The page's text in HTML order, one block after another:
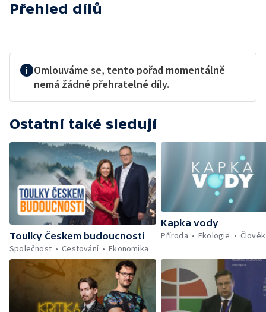
Přehled dílů
Omlouváme se, tento pořad momentálně
nemá žádné přehratelné díly.
Ostatní také sledují
Toulky Českem budoucnosti
Společnost
Cestování Ekonomika
Kapka vody
Příroda
Ekologie Člověk